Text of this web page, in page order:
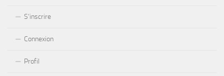
S’inscrire
Connexion
Profil